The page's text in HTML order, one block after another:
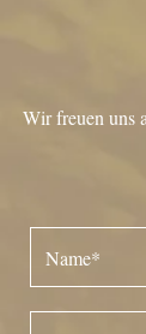
Wir freuen uns